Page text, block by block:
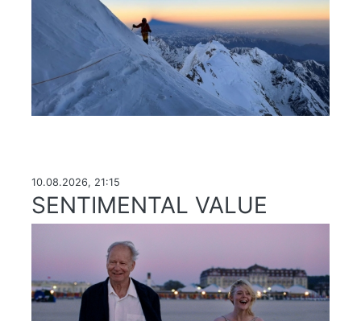
10.08.2026, 21:15
SENTIMENTAL VALUE